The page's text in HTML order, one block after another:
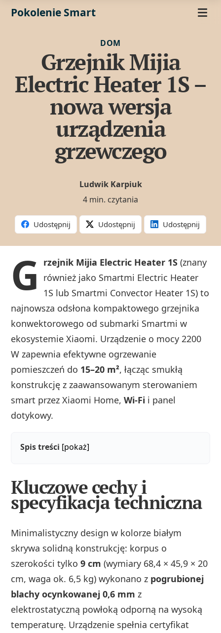
Pokolenie Smart
DOM
Grzejnik Mijia
Electric Heater 1S –
nowa wersja
urządzenia
grzewczego
Ludwik Karpiuk
4 min. czytania
Udostępnij Udostępnij Udostępnij
G rzejnik Mijia Electric Heater 1S (znany
również jako Smartmi Electric Heater
1S lub Smartmi Convector Heater 1S) to
najnowsza odsłona kompaktowego grzejnika
konwektorowego od submarki Smartmi w
ekosystemie Xiaomi. Urządzenie o mocy 2200
W zapewnia efektywne ogrzewanie
pomieszczeń do 15–20 m², łącząc smukłą
konstrukcję z zaawansowanym sterowaniem
smart przez Xiaomi Home,Wi‑Fi i panel
dotykowy.
Spis treści [pokaż]
Kluczowe cechy i
specyfikacja techniczna
Minimalistyczny design w kolorze białym
skrywa solidną konstrukcję: korpus o
szerokości tylko9 cm (wymiary 68,4 × 45,9 × 20
cm, waga ok. 6,5 kg) wykonano z pogrubionej
blachy ocynkowanej 0,6 mm z
elektrostatyczną powłoką odporną na wysoką
temperaturę. Urządzenie spełnia certyfikat